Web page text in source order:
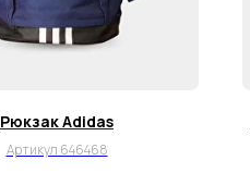
Рюкзак Adidas
Артикул 646468